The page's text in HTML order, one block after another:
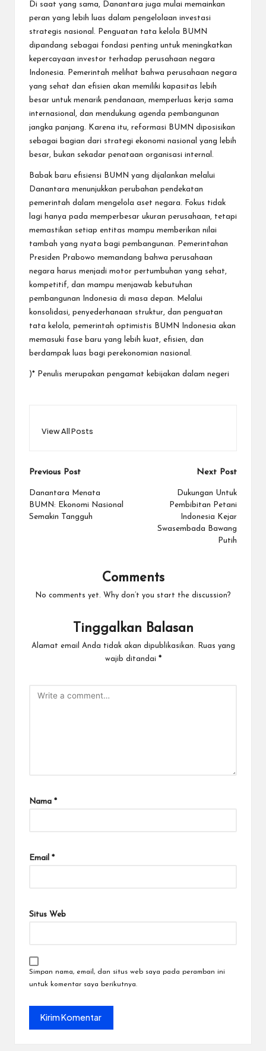
Di saat yang sama, Danantara juga mulai memainkan
peran yang lebih luas dalam pengelolaan investasi
strategis nasional. Penguatan tata kelola BUMN
dipandang sebagai fondasi penting untuk meningkatkan
kepercayaan investor terhadap perusahaan negara
Indonesia. Pemerintah melihat bahwa perusahaan negara
yang sehat dan efisien akan memiliki kapasitas lebih
besar untuk menarik pendanaan, memperluas kerja sama
internasional, dan mendukung agenda pembangunan
jangka panjang. Karena itu, reformasi BUMN diposisikan
sebagai bagian dari strategi ekonomi nasional yang lebih
besar, bukan sekadar penataan organisasi internal.
Babak baru efisiensi BUMN yang dijalankan melalui
Danantara menunjukkan perubahan pendekatan
pemerintah dalam mengelola aset negara. Fokus tidak
lagi hanya pada memperbesar ukuran perusahaan, tetapi
memastikan setiap entitas mampu memberikan nilai
tambah yang nyata bagi pembangunan. Pemerintahan
Presiden Prabowo memandang bahwa perusahaan
negara harus menjadi motor pertumbuhan yang sehat,
kompetitif, dan mampu menjawab kebutuhan
pembangunan Indonesia di masa depan. Melalui
konsolidasi, penyederhanaan struktur, dan penguatan
tata kelola, pemerintah optimistis BUMN Indonesia akan
memasuki fase baru yang lebih kuat, efisien, dan
berdampak luas bagi perekonomian nasional.
)* Penulis merupakan pengamat kebijakan dalam negeri
View All Posts
Post
navigation
Previous Post
Danantara Menata
BUMN: Ekonomi Nasional
Semakin Tangguh
Next Post
Dukungan Untuk
Pembibitan Petani
Indonesia Kejar
Swasembada Bawang
Putih
Comments
No comments yet. Why don’t you start the discussion?
Tinggalkan Balasan
Alamat email Anda tidak akan dipublikasikan.
Ruas yang
wajib ditandai *
Nama *
Email *
Situs Web
Simpan nama, email, dan situs web saya pada peramban ini
untuk komentar saya berikutnya.